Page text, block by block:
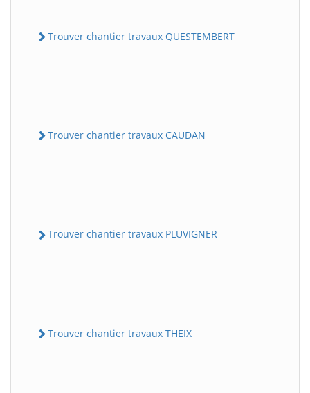
Trouver chantier travaux QUESTEMBERT
Trouver chantier travaux CAUDAN
Trouver chantier travaux PLUVIGNER
Trouver chantier travaux THEIX